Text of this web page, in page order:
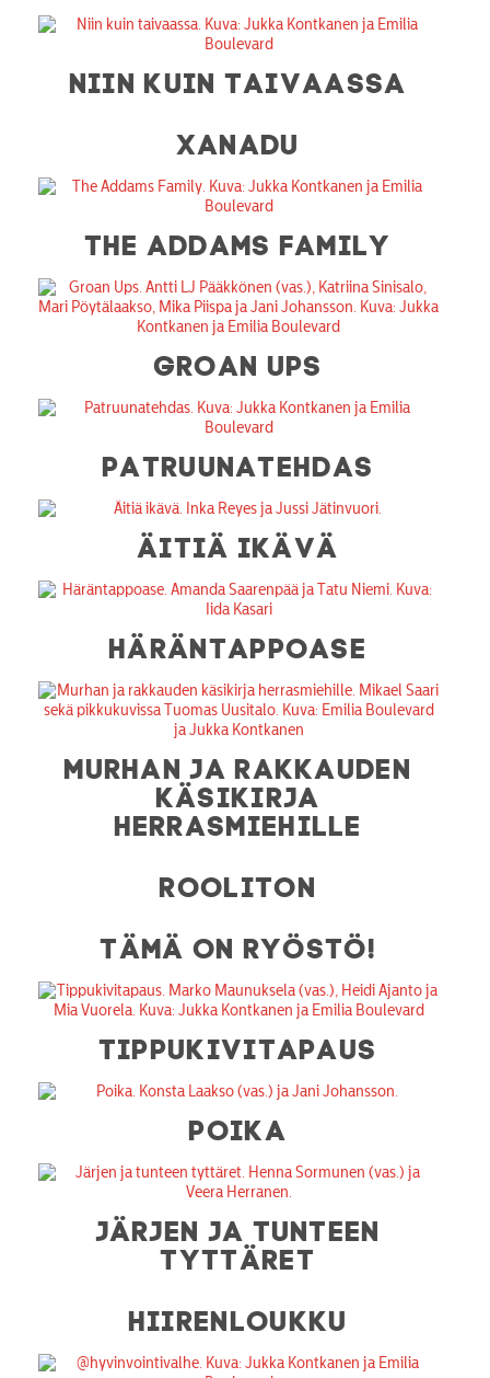
NIIN KUIN TAIVAASSA
XANADU
THE ADDAMS FAMILY
GROAN UPS
PATRUUNATEHDAS
ÄITIÄ IKÄVÄ
HÄRÄNTAPPOASE
MURHAN JA RAKKAUDEN
KÄSIKIRJA
HERRASMIEHILLE
ROOLITON
TÄMÄ ON RYÖSTÖ!
TIPPUKIVITAPAUS
POIKA
JÄRJEN JA TUNTEEN
TYTTÄRET
HIIRENLOUKKU